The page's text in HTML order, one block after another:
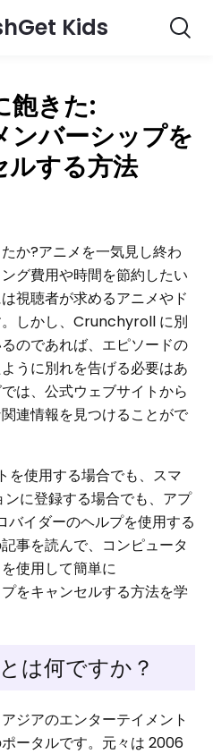
Kids
きた:
バーシップを
ルする方法
か?アニメを一気見し終わ
グ費用や時間を節約したい
視聴者が求めるアニメやド
しかし、Crunchyroll に別
のであれば、エピソードの
うに別れを告げる必要はあ
は、公式ウェブサイトから
連情報を見つけることがで
を使用する場合でも、スマ
に登録する場合でも、アプ
バイダーのヘルプを使用する
事を読んで、コンピュータ
使用して簡単に
をキャンセルする方法を学
は何ですか？
ジアのエンターテイメント
ータルです。元々は 2006